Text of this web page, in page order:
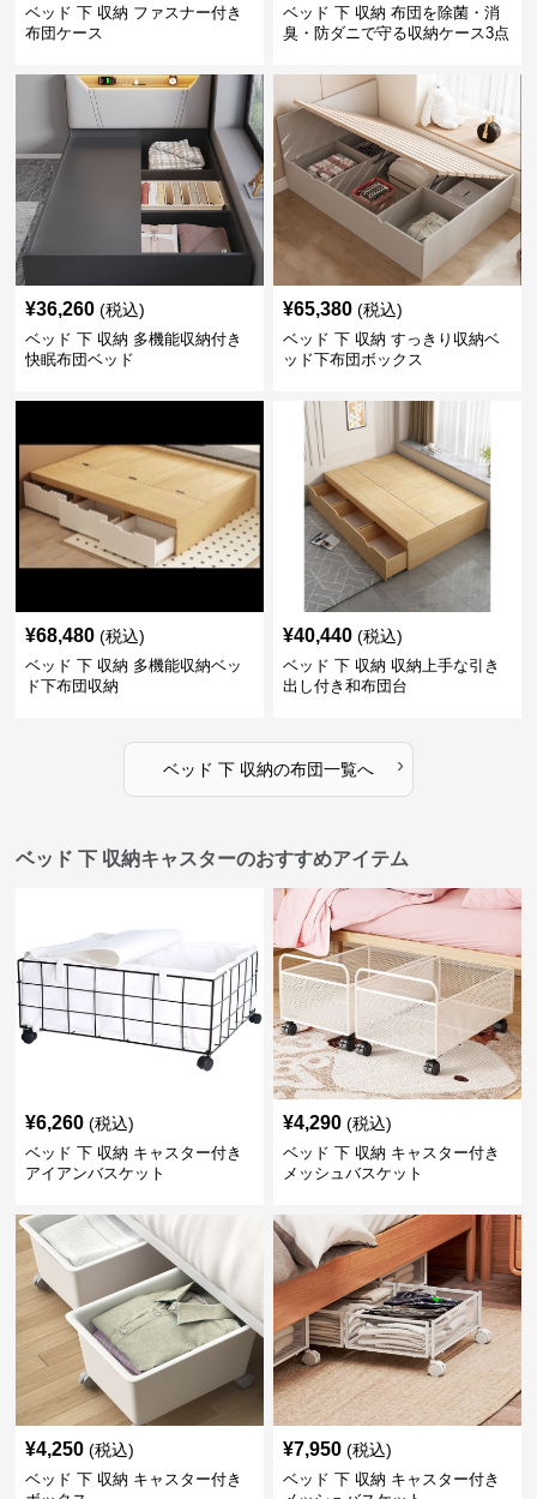
ベッド 下 収納 ファスナー付き
布団ケース
ベッド 下 収納 布団を除菌・消
臭・防ダニで守る収納ケース3点
¥36,260 (税込)
ベッド 下 収納 多機能収納付き
快眠布団ベッド
¥65,380 (税込)
ベッド 下 収納 すっきり収納ベ
ッド下布団ボックス
¥68,480 (税込)
ベッド 下 収納 多機能収納ベッ
ド下布団収納
¥40,440 (税込)
ベッド 下 収納 収納上手な引き
出し付き和布団台
ベッド 下 収納の布団一覧へ ›
ベッド 下 収納キャスターのおすすめアイテム
¥6,260 (税込)
ベッド 下 収納 キャスター付き
アイアンバスケット
¥4,290 (税込)
ベッド 下 収納 キャスター付き
メッシュバスケット
¥4,250 (税込)
ベッド 下 収納 キャスター付き
¥7,950 (税込)
ベッド 下 収納 キャスター付き